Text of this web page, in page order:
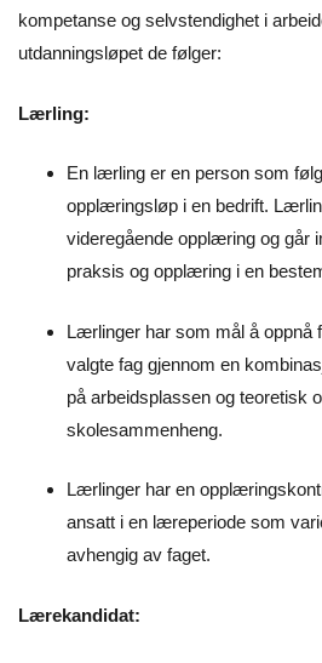
kompetanse og selvstendighet i
utdanningsløpet de følger:
Lærling:
En lærling er en person som
opplæringsløp i en bedrift.
videregående opplæring og går
praksis og opplæring i en
Lærlinger har som mål å oppnå
valgte fag gjennom en
på arbeidsplassen og teoretisk
skolesammenheng.
Lærlinger har en
ansatt i en læreperiode som
avhengig av faget.
Lærekandidat: